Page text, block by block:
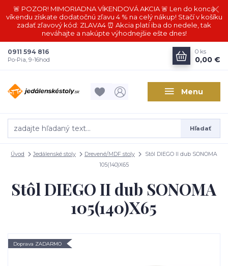
🚨 POZOR! MIMORIADNA VÍKENDOVÁ AKCIA 🚨 Len do konca
víkendu získate dodatočnú zľavu 4 % na celý nákup! Stačí v košíku
zadať zľavový kód: ZLAVA4 ⏰ Akcia platí iba do nedele, tak
neváhajte a nakúpte výhodnejšie ešte dnes!
Menu
Hľadať
0911 594 816
Po-Pia, 9-16hod
0 ks
0,00 €
Úvod Jedálenské stoly Drevené/MDF stoly
Stôl DIEGO II dub SONOMA
105(140)X65
Stôl DIEGO II dub SONOMA
105(140)X65
Doprava ZADARMO